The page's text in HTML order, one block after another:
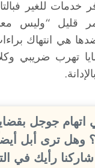
للغير
قليل “وليس
هي انتهاك
تهرب ضريبي
جوجل
وهل ترى أبل
رأيك في